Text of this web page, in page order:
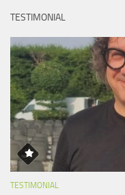
TESTIMONIAL
TESTIMONIAL